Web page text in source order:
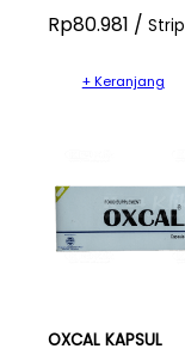
Rp80.981 / Strip
+ Keranjang
OXCAL KAPSUL